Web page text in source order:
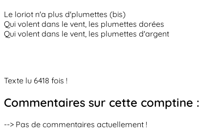
Le loriot n'a plus d'plumettes (bis)
Qui volent dans le vent, les plumettes dorées
Qui volent dans le vent, les plumettes d'argent
Texte lu 6418 fois !
Commentaires sur cette comptine :
--> Pas de commentaires actuellement !